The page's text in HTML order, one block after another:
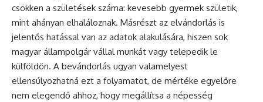
csökken a születések száma: kevesebb gyermek születik,
mint ahányan elhaláloznak. Másrészt az elvándorlás is
jelentős hatással van az adatok alakulására, hiszen sok
magyar állampolgár vállal munkát vagy telepedik le
külföldön. A bevándorlás ugyan valamelyest
ellensúlyozhatná ezt a folyamatot, de mértéke egyelőre
nem elegendő ahhoz, hogy megállítsa a népesség